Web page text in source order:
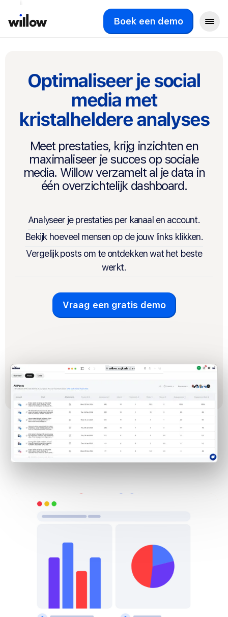
Boek een demo
Optimaliseer je social
media met
kristalheldere analyses
Meet prestaties, krijg inzichten en
maximaliseer je succes op sociale
media. Willow verzamelt al je data in
één overzichtelijk dashboard.
Analyseer je prestaties per kanaal en account.
Bekijk hoeveel mensen op de jouw links klikken.
Vergelijk posts om te ontdekken wat het beste
werkt.
Vraag een gratis demo
willow.co/kalender